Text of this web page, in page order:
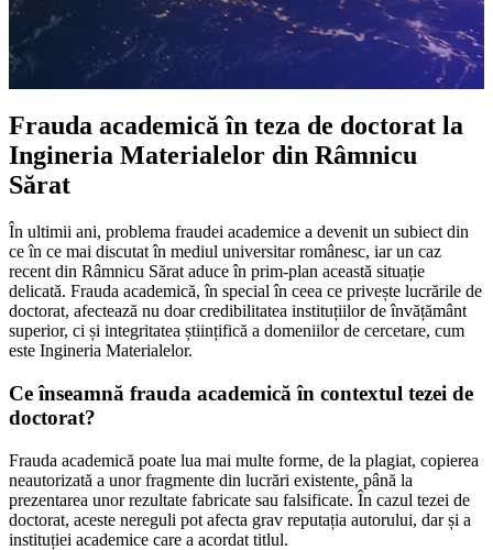
Frauda academică în teza de doctorat la
Ingineria Materialelor din Râmnicu
Sărat
În ultimii ani, problema fraudei academice a devenit un subiect din
ce în ce mai discutat în mediul universitar românesc, iar un caz
recent din Râmnicu Sărat aduce în prim-plan această situație
delicată. Frauda academică, în special în ceea ce privește lucrările de
doctorat, afectează nu doar credibilitatea instituțiilor de învățământ
superior, ci și integritatea științifică a domeniilor de cercetare, cum
este Ingineria Materialelor.
Ce înseamnă frauda academică în contextul tezei de
doctorat?
Frauda academică poate lua mai multe forme, de la plagiat, copierea
neautorizată a unor fragmente din lucrări existente, până la
prezentarea unor rezultate fabricate sau falsificate. În cazul tezei de
doctorat, aceste nereguli pot afecta grav reputația autorului, dar și a
instituției academice care a acordat titlul.